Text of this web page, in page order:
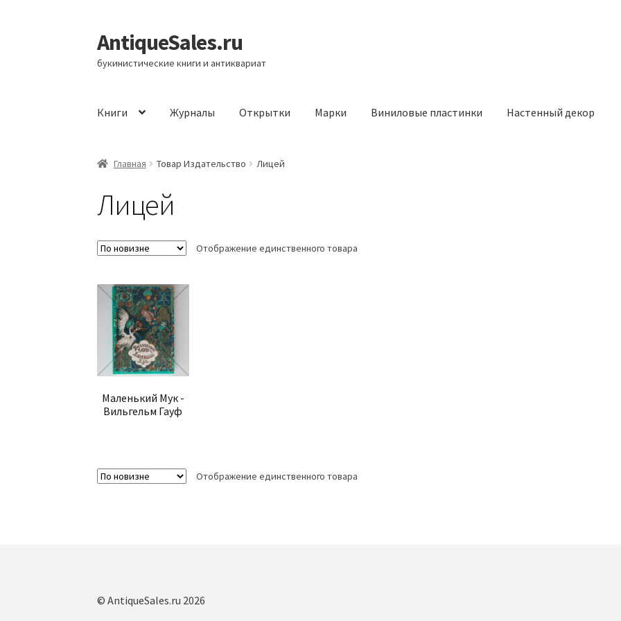
Перейти
к
навигации
Перейти
к
содержимому
AntiqueSales.ru
букинистические книги и антиквариат
Книги Журналы Открытки Марки Виниловые пластинки Настенный декор
ГлавнаяГлавная Товар Издательство Лицей
Лицей
Отображение единственного товара
Маленький Мук -
Вильгельм Гауф
Отображение единственного товара
© AntiqueSales.ru 2026